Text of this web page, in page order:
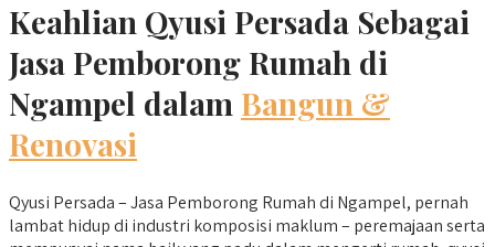
Keahlian Qyusi Persada Sebagai
Jasa Pemborong Rumah di
Ngampel dalam Bangun &
Renovasi
Qyusi Persada – Jasa Pemborong Rumah di Ngampel, pernah
lambat hidup di industri komposisi maklum – peremajaan serta